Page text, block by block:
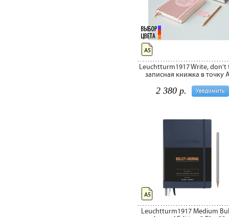
Leuchtturm1917 Write, don't
записная книжка в точку
Уведомить
2 380 р.
А5
Leuchtturm1917 Medium
А5